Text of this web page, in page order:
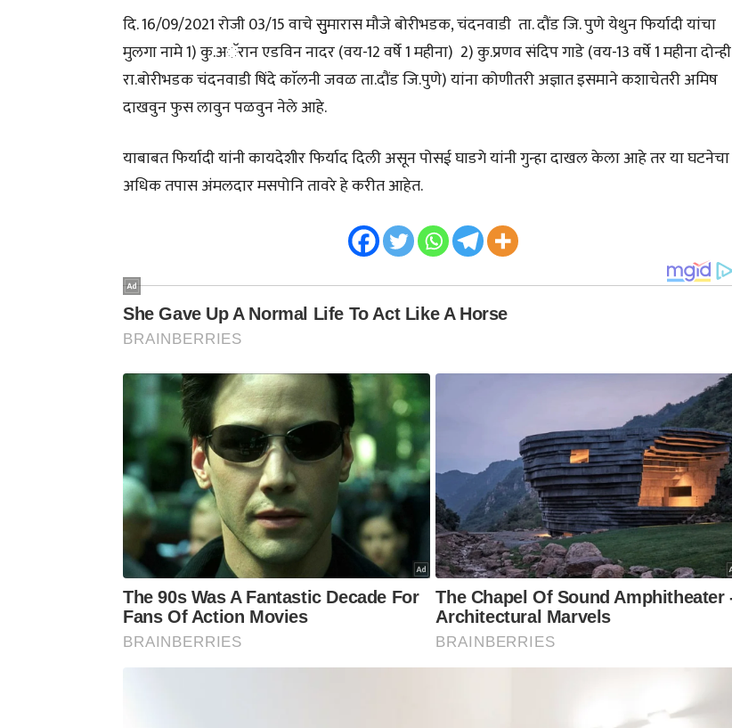
दि. 16/09/2021 रोजी 03/15 वाचे सुुमारास मौजे बोरीभडक, चंदनवाडी ता. दौंड जि. पुणे येथुन फिर्यादी यांचा
मुलगा नामे 1) कु.अॅरान एडविन नादर (वय-12 वर्षे 1 महीना) 2) कु.प्रणव संदिप गाडे (वय-13 वर्षे 1 महीना दोन्ही
रा.बोरीभडक चंदनवाडी षिंदे काॅलनी जवळ ता.दौंड जि.पुणे) यांना कोणीतरी अज्ञात इसमाने कशाचेतरी अमिष
दाखवुन फुस लावुन पळवुन नेले आहे.
याबाबत फिर्यादी यांनी कायदेशीर फिर्याद दिली असून पोसई घाडगे यांनी गुन्हा दाखल केला आहे तर या घटनेचा
अधिक तपास अंमलदार मसपोनि तावरे हे करीत आहेत.